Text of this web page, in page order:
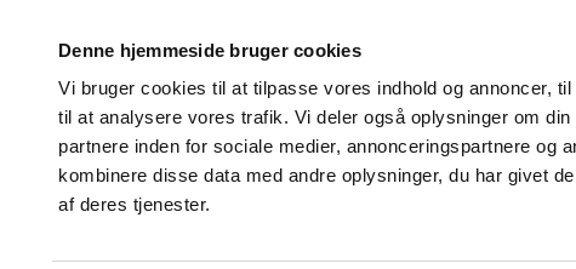
Denne hjemmeside bruger cookies
Vi bruger cookies til at tilpasse vores indhold og annoncer,
til at analysere vores trafik. Vi deler også oplysninger om
partnere inden for sociale medier, annonceringspartnere og
kombinere disse data med andre oplysninger, du har givet
af deres tjenester.
Godkendelse og
Bivirkninger og
produktinformation
Tilskud og